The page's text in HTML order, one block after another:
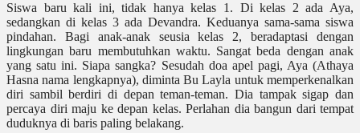
Siswa baru kali ini, tidak hanya kelas 1. Di kelas 2 ada Aya,
sedangkan di kelas 3 ada Devandra. Keduanya sama-sama siswa
pindahan. Bagi anak-anak seusia kelas 2, beradaptasi dengan
lingkungan baru membutuhkan waktu. Sangat beda dengan anak
yang satu ini. Siapa sangka? Sesudah doa apel pagi, Aya (Athaya
Hasna nama lengkapnya), diminta Bu Layla untuk memperkenalkan
diri sambil berdiri di depan teman-teman. Dia tampak sigap dan
percaya diri maju ke depan kelas. Perlahan dia bangun dari tempat
duduknya di baris paling belakang.